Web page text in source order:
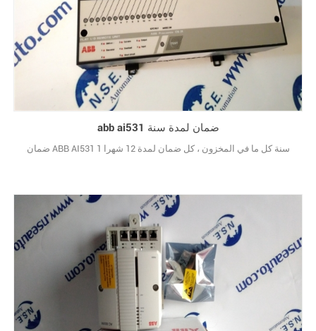
abb ai531 ضمان لمدة سنة
ضمان ABB AI531 1 سنة كل ما في المخزون ، كل ضمان لمدة 12 شهرا